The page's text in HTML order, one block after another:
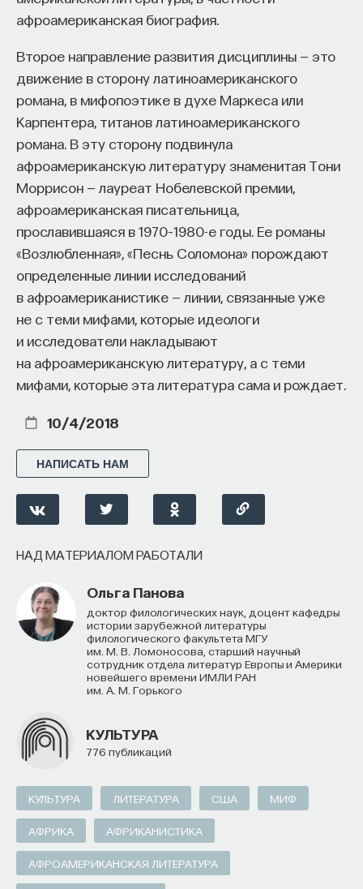
афроамериканская биография.
Второе направление развития дисциплины — это
движение в сторону латиноамериканского
романа, в мифопоэтике в духе Маркеса или
Карпентера, титанов латиноамериканского
романа. В эту сторону подвинула
афроамериканскую литературу знаменитая Тони
Моррисон — лауреат Нобелевской премии,
афроамериканская писательница,
прославившаяся в 1970–1980-е годы. Ее романы
«Возлюбленная», «Песнь Соломона» порождают
определенные линии исследований
в афроамериканистике — линии, связанные уже
не с теми мифами, которые идеологи
и исследователи накладывают
на афроамериканскую литературу, а с теми
мифами, которые эта литература сама и рождает.
10/4/2018
НАПИСАТЬ НАМ
НАД МАТЕРИАЛОМ РАБОТАЛИ
Ольга Панова
доктор филологических наук, доцент кафедры
истории зарубежной литературы
филологического факультета МГУ
им. М. В. Ломоносова, старший научный
сотрудник отдела литератур Европы и Америки
новейшего времени ИМЛИ РАН
им. А. М. Горького
КУЛЬТУРА
776 публикаций
КУЛЬТУРА ЛИТЕРАТУРА США МИФ
АФРИКА АФРИКАНИСТИКА
АФРОАМЕРИКАНСКАЯ ЛИТЕРАТУРА